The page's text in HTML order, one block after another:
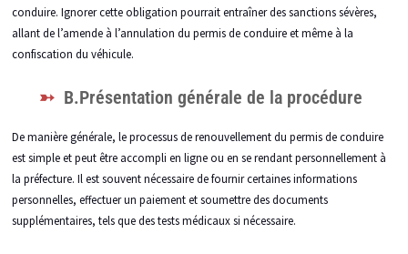
conduire. Ignorer cette obligation pourrait entraîner des sanctions sévères,
allant de l’amende à l’annulation du permis de conduire et même à la
confiscation du véhicule.
B.Présentation générale de la procédure
De manière générale, le processus de renouvellement du permis de conduire
est simple et peut être accompli en ligne ou en se rendant personnellement à
la préfecture. Il est souvent nécessaire de fournir certaines informations
personnelles, effectuer un paiement et soumettre des documents
supplémentaires, tels que des tests médicaux si nécessaire.